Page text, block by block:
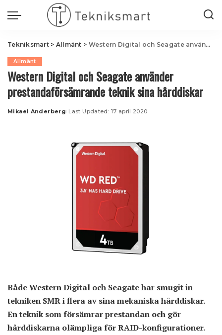
Tekniksmart> Allmänt > Western Digital och Seagate använder prestandaförsämrande teknik sina hårddiskar
Allmänt
Western Digital och Seagate använder
prestandaförsämrande teknik sina hårddiskar
Posted
Mikael Anderberg Last Updated: 17 april 2020
Både Western Digital och Seagate har smugit in
tekniken SMR i flera av sina mekaniska hårddiskar.
En teknik som försämrar prestandan och gör
hårddiskarna olämpliga för RAID-konfigurationer.